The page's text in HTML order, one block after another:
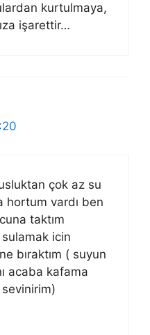
kurtulmaya,
işarettir…
çok az su
hortum vardı ben
taktım
icin
bıraktım ( suyun
acaba kafama